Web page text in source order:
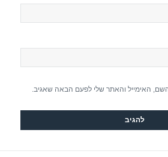
האימייל והאתר שלי לפעם הבאה שאגיב.